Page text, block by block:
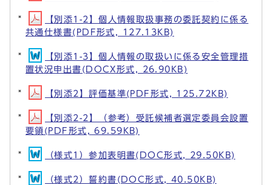
【別添1-2】個人情報取扱事務の委託契約に係る
共通仕様書(PDF形式, 127.13KB)
【別添1-3】個人情報の取扱いに係る安全管理措
置状況申出書(DOCX形式, 26.90KB)
【別添2】評価基準(PDF形式, 125.72KB)
【別添2-2】（参考）受託候補者選定委員会設置
要領(PDF形式, 69.59KB)
（様式1）参加表明書(DOC形式, 29.50KB)
（様式2）誓約書(DOC形式, 40.50KB)